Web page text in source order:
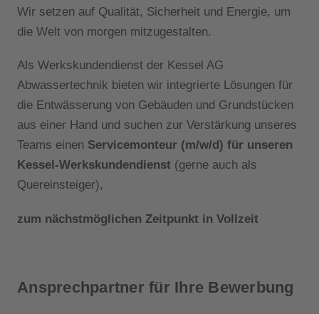
Wir setzen auf Qualität, Sicherheit und Energie, um
die Welt von morgen mitzugestalten.
Als Werkskundendienst der Kessel AG
Abwassertechnik bieten wir integrierte Lösungen für
die Entwässerung von Gebäuden und Grundstücken
aus einer Hand und suchen zur Verstärkung unseres
Teams einen Servicemonteur (m/w/d) für unseren
Kessel-Werkskundendienst (gerne auch als
Quereinsteiger),
zum nächstmöglichen Zeitpunkt in Vollzeit
Ansprechpartner für Ihre Bewerbung